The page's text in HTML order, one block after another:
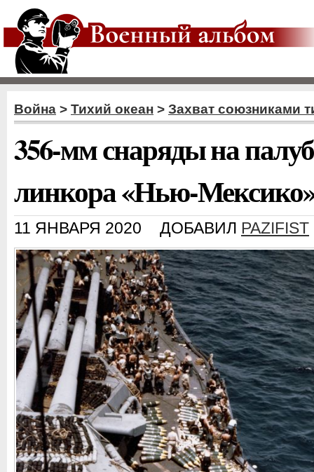
Война > Тихий океан > Захват союзниками
356-мм снаряды на
линкора «Нью-
11 ЯНВАРЯ 2020 ДОБАВИЛ PAZIFIST